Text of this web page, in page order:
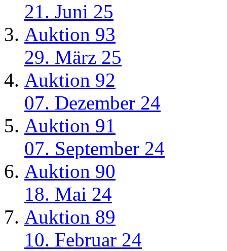
21. Juni 25
Auktion 93
29. März 25
Auktion 92
07. Dezember 24
Auktion 91
07. September 24
Auktion 90
18. Mai 24
Auktion 89
10. Februar 24